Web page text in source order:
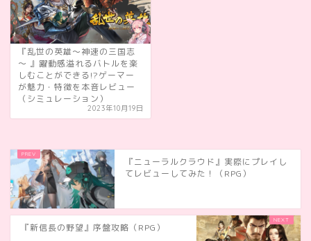
『乱世の英雄～神速の三国志
～ 』躍動感溢れるバトルを楽
しむことができる!?ゲーマー
が魅力・特徴を本音レビュー
（シミュレーション）
2023年10月19日
『ニューラルクラウド』実際にプレイし
てレビューしてみた！（RPG）
『新信長の野望』序盤攻略（RPG）